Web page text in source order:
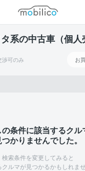
モビリコ
系の中古車（個
渉可のみ
条件に該当するクル
つかりませんでした。
検索条件を変更してみると
ルマが見つかるかもしれませ